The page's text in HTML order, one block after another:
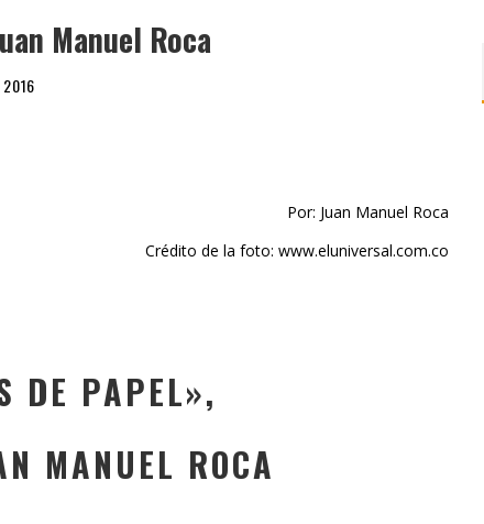
Manuel Roca
Por: Juan Manuel Roca
Crédito de la foto: www.eluniversal.com.co
DE PAPEL»,
MANUEL ROCA